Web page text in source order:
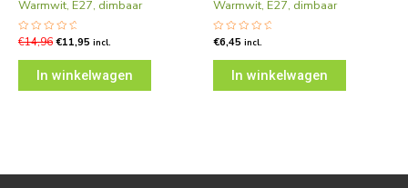
Warmwit, E27, dimbaar
Gewaardeerd
uit
€14,96€11,95 incl.
In winkelwagen
Warmwit, E27, dimbaar
Gewaardeerd
uit
€6,45 incl.
In winkelwagen